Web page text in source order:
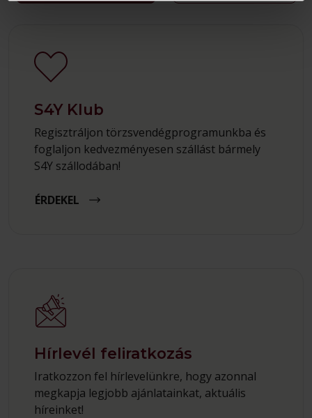
S4Y Klub
Regisztráljon törzsvendégprogramunkba és
foglaljon kedvezményesen szállást bármely
S4Y szállodában!
ÉRDEKEL
Hírlevél feliratkozás
Iratkozzon fel hírlevelünkre, hogy azonnal
megkapja legjobb ajánlatainkat, aktuális
híreinket!